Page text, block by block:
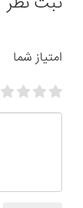
امتیاز شما